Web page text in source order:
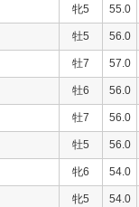
牝5 55.0
牡5 56.0
牡7 57.0
牡6 56.0
牡7 56.0
牡5 56.0
牝6 54.0
牝5 54.0